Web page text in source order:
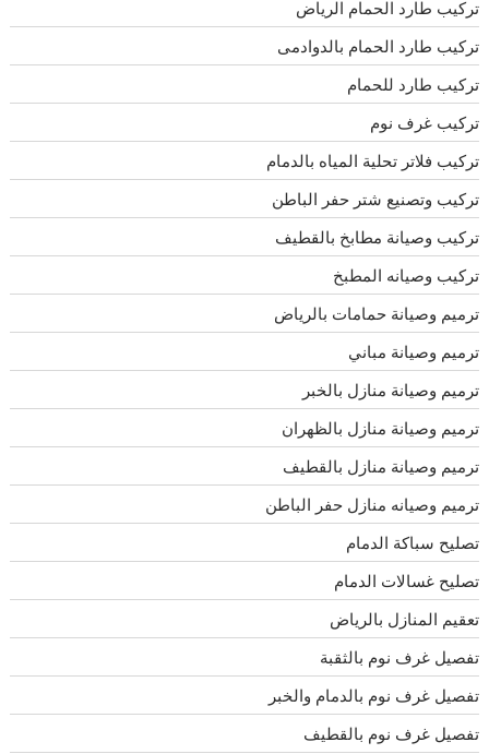
تركيب طارد الحمام الرياض
تركيب طارد الحمام بالدوادمى
تركيب طارد للحمام
تركيب غرف نوم
تركيب فلاتر تحلية المياه بالدمام
تركيب وتصنيع شتر حفر الباطن
تركيب وصيانة مطابخ بالقطيف
تركيب وصيانه المطبخ
ترميم وصيانة حمامات بالرياض
ترميم وصيانة مباني
ترميم وصيانة منازل بالخبر
ترميم وصيانة منازل بالظهران
ترميم وصيانة منازل بالقطيف
ترميم وصيانه منازل حفر الباطن
تصليح سباكة الدمام
تصليح غسالات الدمام
تعقيم المنازل بالرياض
تفصيل غرف نوم بالثقبة
تفصيل غرف نوم بالدمام والخبر
تفصيل غرف نوم بالقطيف